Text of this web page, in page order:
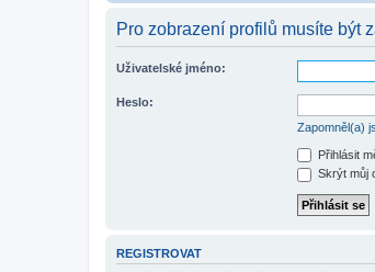
Pro zobrazení profilů musíte být
Uživatelské jméno:
Heslo:
Zapomněl(a)
Přihlásit
Skrýt můj
REGISTROVAT